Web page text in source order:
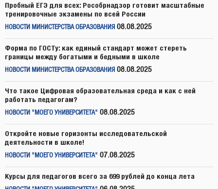
Пробный ЕГЭ для всех: Рособрнадзор готовит масштабные
тренировочные экзамены по всей России
НОВОСТИ МИНИСТЕРСТВА ОБРАЗОВАНИЯ 08.08.2025
Форма по ГОСТу: как единый стандарт может стереть
границы между богатыми и бедными в школе
НОВОСТИ МИНИСТЕРСТВА ОБРАЗОВАНИЯ 08.08.2025
Что такое Цифровая образовательная среда и как с ней
работать педагогам?
НОВОСТИ "МОЕГО УНИВЕРСИТЕТА" 08.08.2025
Откройте новые горизонты исследовательской
деятельности в школе!
НОВОСТИ "МОЕГО УНИВЕРСИТЕТА" 07.08.2025
Курсы для педагогов всего за 699 рублей до конца лета